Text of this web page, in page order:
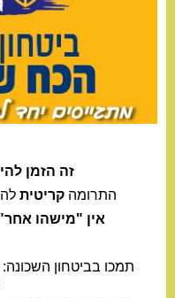
זה הזמן
התרומהקריטית
אין "מישהו